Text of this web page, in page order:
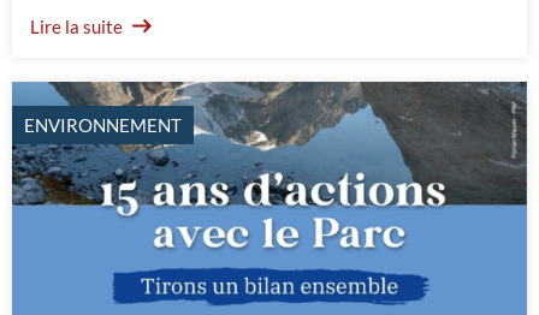
Lire la suite
ENVIRONNEMENT